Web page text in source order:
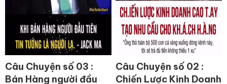
Câu Chuyện số 03 :
Bán Hàng người đầu
Câu Chuyện số 02 :
Chiến Lược Kinh Doanh